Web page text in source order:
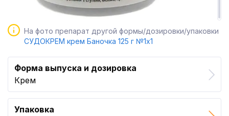
На фото препарат другой формы/дозировки/упаковки
СУДОКРЕМ крем Баночка 125 г №1x1
Форма выпуска и дозировка
Крем
Упаковка